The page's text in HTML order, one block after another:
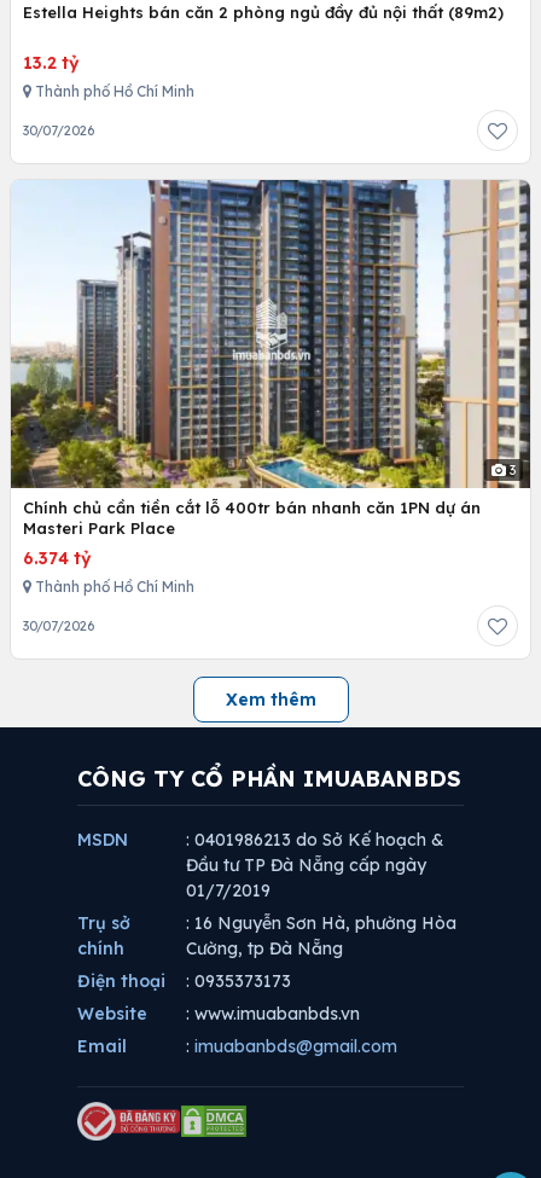
Estella Heights bán căn 2 phòng ngủ đầy đủ nội thất (89m2)
13.2 tỷ
Thành phố Hồ Chí Minh
30/07/2026
3
Chính chủ cần tiền cắt lỗ 400tr bán nhanh căn 1PN dự án
Masteri Park Place
6.374 tỷ
Thành phố Hồ Chí Minh
30/07/2026
Xem thêm
CÔNG TY CỔ PHẦN IMUABANBDS
MSDN
: 0401986213 do Sở Kế hoạch &
Đầu tư TP Đà Nẵng cấp ngày
01/7/2019
Trụ sở
chính
: 16 Nguyễn Sơn Hà, phường Hòa
Cường, tp Đà Nẵng
Điện thoại
: 0935373173
Website
: www.imuabanbds.vn
Email
: imuabanbds@gmail.com